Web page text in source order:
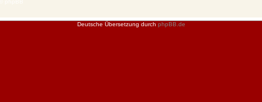
Deutsche Übersetzung durch phpBB.de